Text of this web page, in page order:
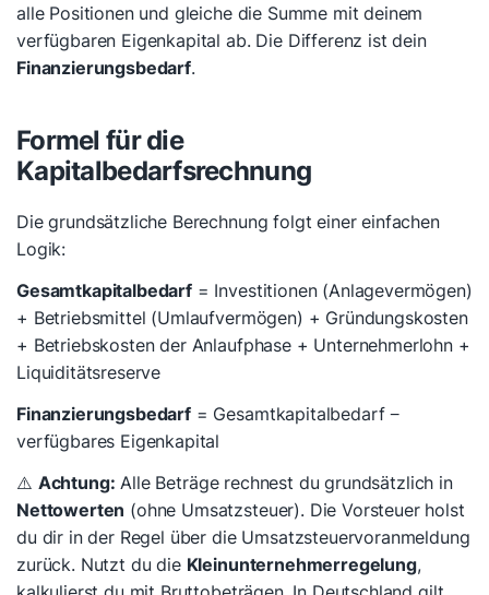
alle Positionen und gleiche die Summe mit deinem
verfügbaren Eigenkapital ab. Die Differenz ist dein
Finanzierungsbedarf.
Formel für die
Kapitalbedarfsrechnung
Die grundsätzliche Berechnung folgt einer einfachen
Logik:
Gesamtkapitalbedarf= Investitionen (Anlagevermögen)
+ Betriebsmittel (Umlaufvermögen) + Gründungskosten
+ Betriebskosten der Anlaufphase + Unternehmerlohn +
Liquiditätsreserve
Finanzierungsbedarf= Gesamtkapitalbedarf −
verfügbares Eigenkapital
⚠️ Achtung: Alle Beträge rechnest du grundsätzlich in
Nettowerten (ohne Umsatzsteuer). Die Vorsteuer holst
du dir in der Regel über die Umsatzsteuervoranmeldung
zurück. Nutzt du die Kleinunternehmerregelung,